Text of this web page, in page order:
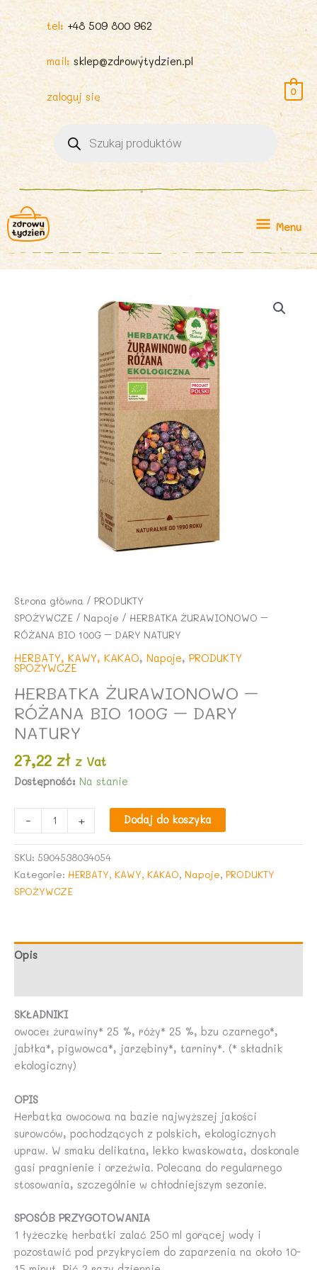
tel: +48 509 800 962
mail: sklep@zdrowytydzien.pl
zaloguj się
produktów
0
Menu
Menu
Strona główna / PRODUKTY
SPOŻYWCZE / Napoje / HERBATKA ŻURAWIONOWO –
RÓŻANA BIO 100G – DARY NATURY
HERBATY, KAWY, KAKAO, Napoje, PRODUKTY
SPOŻYWCZE
HERBATKA ŻURAWIONOWO –
RÓŻANA BIO 100G – DARY
NATURY
27,22 zł z Vat
Dostępność: Na stanie
-
HERBATKA
ŻURAWIONOWO
RÓŻANA
DARY
+ Dodaj do koszyka
SKU: 5904538034054
Kategorie: HERBATY, KAWY, KAKAO, Napoje, PRODUKTY
SPOŻYWCZE
Opis
SKŁADNIKI
owoce: żurawiny* 25 %, róży* 25 %, bzu czarnego*,
jabłka*, pigwowca*, jarzębiny*, tarniny*. (* składnik
ekologiczny)
OPIS
Herbatka owocowa na bazie najwyższej jakości
surowców, pochodzących z polskich, ekologicznych
upraw. W smaku delikatna, lekko kwaskowata, doskonale
gasi pragnienie i orzeźwia. Polecana do regularnego
stosowania, szczególnie w chłodniejszym sezonie.
SPOSÓB PRZYGOTOWANIA
1 łyżeczkę herbatki zalać 250 ml gorącej wody i
pozostawić pod przykryciem do zaparzenia na około 10-